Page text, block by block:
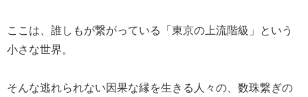
ここは、誰しもが繋がっている「東京の上流階級」という
小さな世界。
そんな逃れられない因果な縁を生きる人々の、数珠繋ぎの